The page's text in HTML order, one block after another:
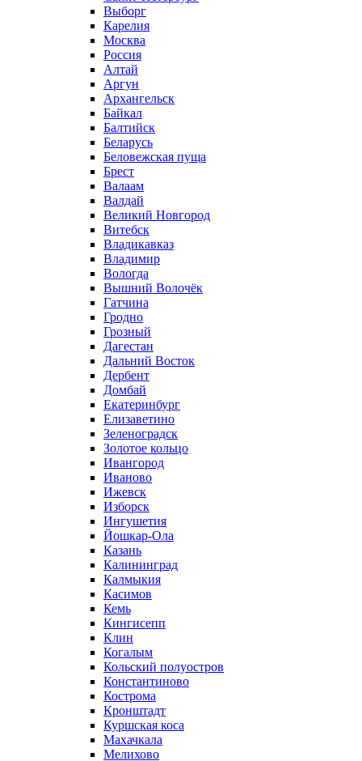
Выборг
Карелия
Москва
Россия
Алтай
Аргун
Архангельск
Байкал
Балтийск
Беларусь
Беловежская пуща
Брест
Валаам
Валдай
Великий Новгород
Витебск
Владикавказ
Владимир
Вологда
Вышний Волочёк
Гатчина
Гродно
Грозный
Дагестан
Дальний Восток
Дербент
Домбай
Екатеринбург
Елизаветино
Зеленоградск
Золотое кольцо
Ивангород
Иваново
Ижевск
Изборск
Ингушетия
Йошкар-Ола
Казань
Калининград
Калмыкия
Касимов
Кемь
Кингисепп
Клин
Когалым
Кольский полуостров
Константиново
Кострома
Кронштадт
Куршская коса
Махачкала
Мелихово